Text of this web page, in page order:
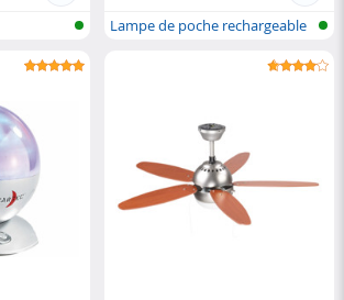
Lampe de poche rechargeable